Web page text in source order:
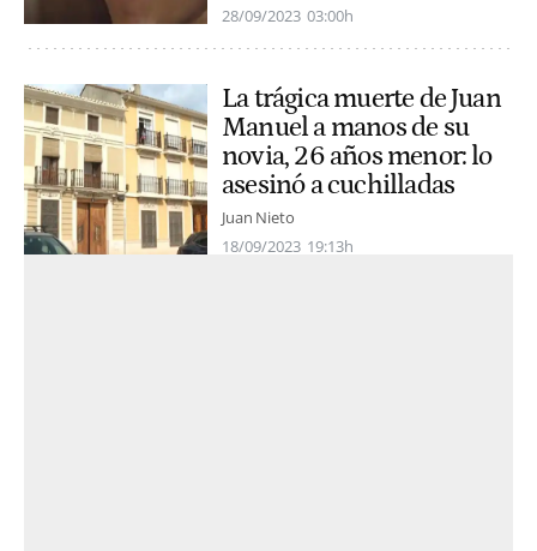
28/09/2023 03:00h
La trágica muerte de Juan
Manuel a manos de su
novia, 26 años menor: lo
asesinó a cuchilladas
Juan Nieto
18/09/2023 19:13h